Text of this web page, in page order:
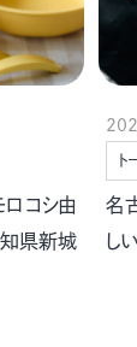
ロコシ由
知県新城
ト
名
し